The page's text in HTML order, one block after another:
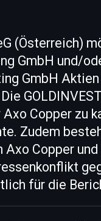
(Österreich)
GmbH und/
GmbH
Copper zu
Zudem
Copper und
für die